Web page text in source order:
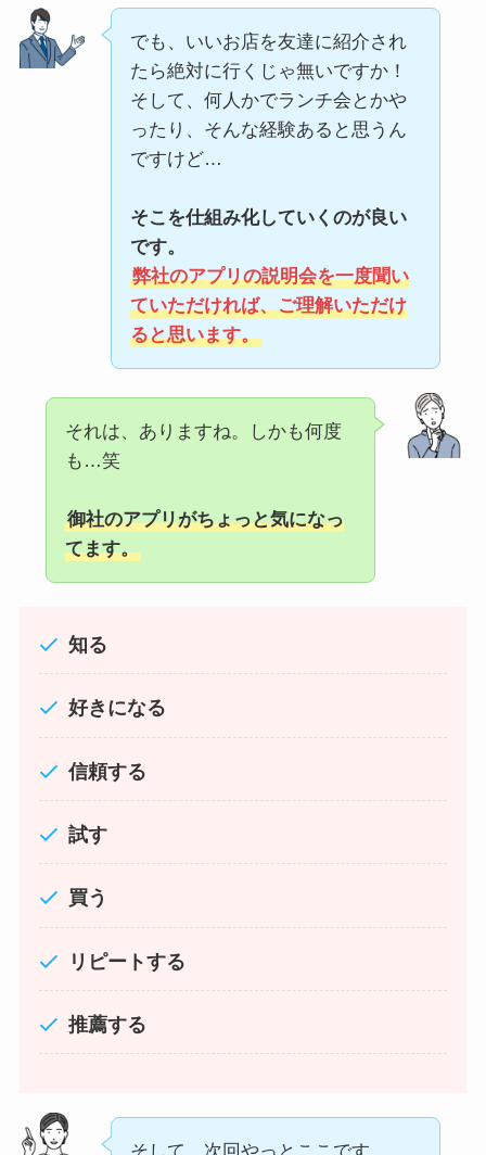
でも、いいお店を友達に紹介され
たら絶対に行くじゃ無いですか！
そして、何人かでランチ会とかや
ったり、そんな経験あると思うん
ですけど…
そこを仕組み化していくのが良い
です。
弊社のアプリの説明会を一度聞い
ていただければ、ご理解いただけ
ると思います。
それは、ありますね。しかも何度
も…笑
御社のアプリがちょっと気になっ
てます。
知る
好きになる
信頼する
試す
買う
リピートする
推薦する